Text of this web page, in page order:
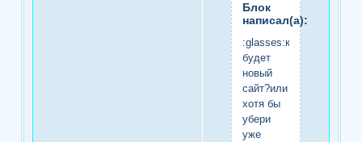
Блок
написал(а):
:glasses:когда
будет
новый
сайт?или
хотя бы
убери
уже